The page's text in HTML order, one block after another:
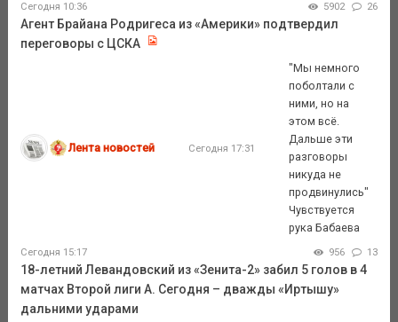
Сегодня 10:36 5902 26
Агент Брайана Родригеса из «Америки» подтвердил
переговоры с ЦСКА
Лента новостей Сегодня 17:31
"Мы немного
поболтали с
ними, но на
этом всё.
Дальше эти
разговоры
никуда не
продвинулись"
Чувствуется
рука Бабаева
Сегодня 15:17 956 13
18-летний Левандовский из «Зенита-2» забил 5 голов в 4
матчах Второй лиги А. Сегодня – дважды «Иртышу»
дальними ударами